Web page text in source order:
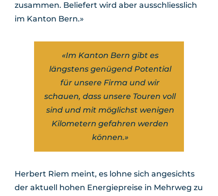
zusammen. Beliefert wird aber ausschliesslich
im Kanton Bern.»
«Im Kanton Bern gibt es
längstens genügend Potential
für unsere Firma und wir
schauen, dass unsere Touren voll
sind und mit möglichst wenigen
Kilometern gefahren werden
können.»
Herbert Riem meint, es lohne sich angesichts
der aktuell hohen Energiepreise in Mehrweg zu